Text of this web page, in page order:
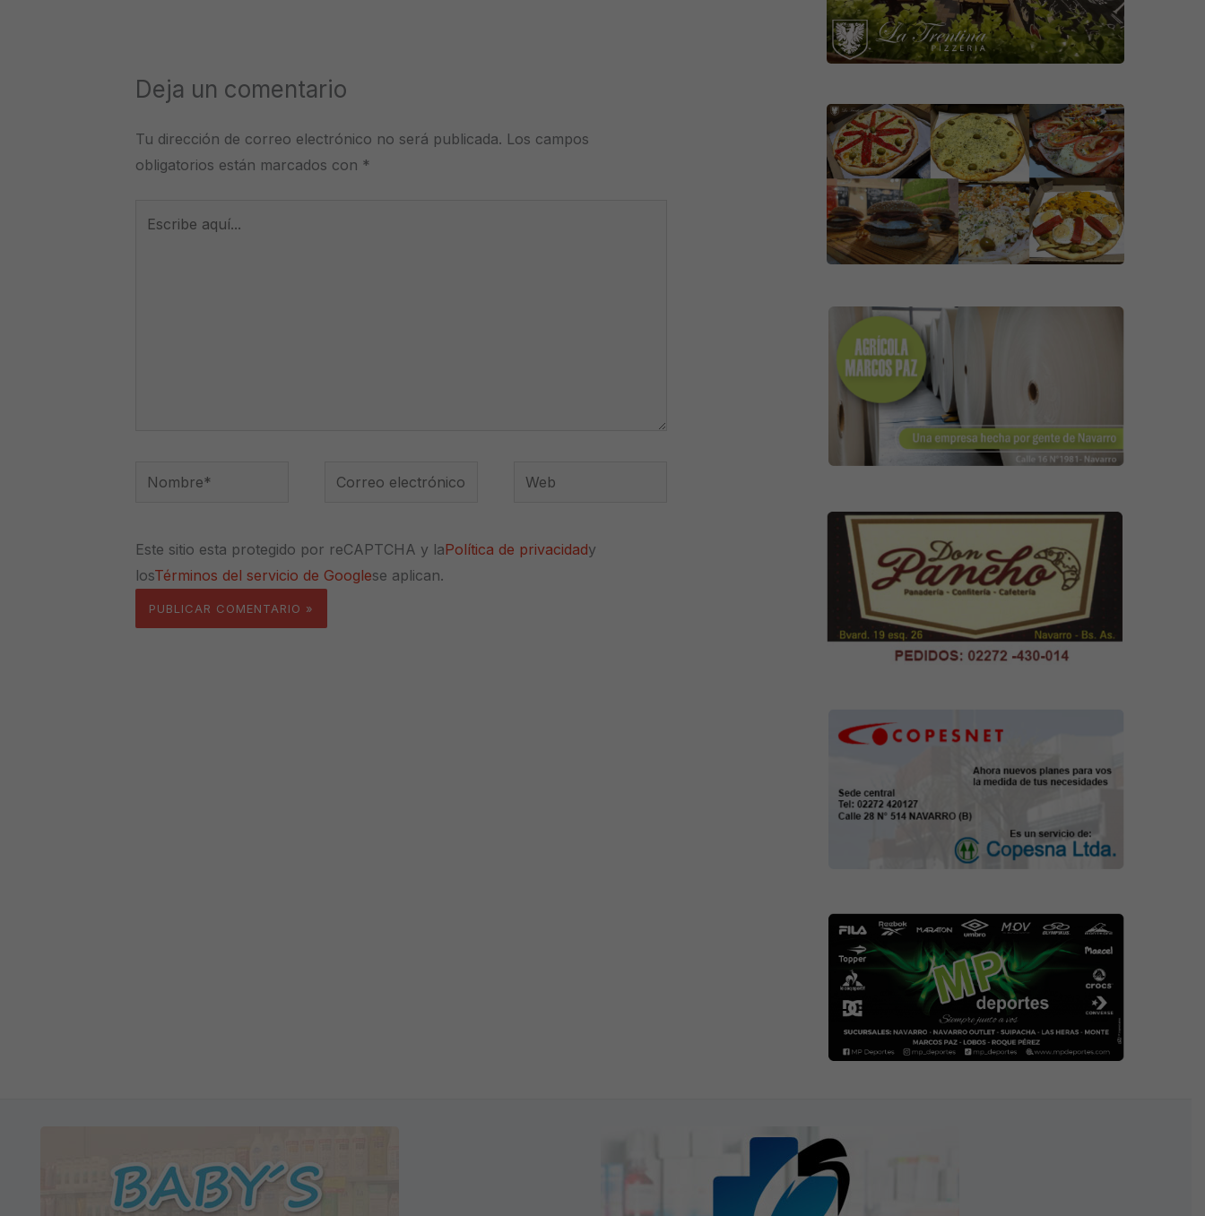
Deja un comentario
Tu dirección de correo electrónico no será publicada. Los campos
obligatorios están marcados con *
Nombre*
Correo
Web
Este sitio esta protegido por reCAPTCHA y laPolítica de privacidady
losTérminos del servicio de Googlese aplican.